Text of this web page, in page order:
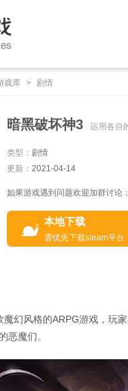
戏库 > 剧情
暗黑破坏神3 运用各自
类型： 剧情
更新： 2021-04-14
如果游戏遇到问题欢迎加群讨论
本地下载
需优先下载steam平台
魔幻风格的ARPG游戏，玩
恶魔们。